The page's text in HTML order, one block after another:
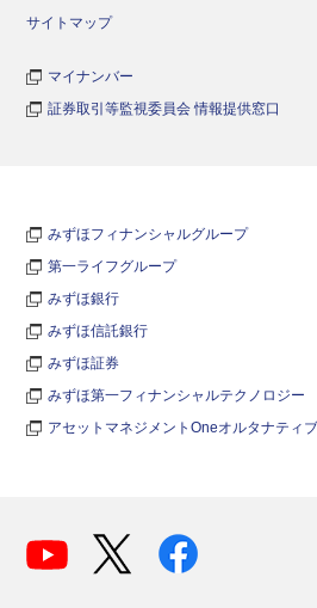
サイトマップ
マイナンバー
証券取引等監視委員会 情報提供窓口
みずほフィナンシャルグループ
第一ライフグループ
みずほ銀行
みずほ信託銀行
みずほ証券
みずほ第一フィナンシャルテクノロジー
アセットマネジメントOneオルタナティ